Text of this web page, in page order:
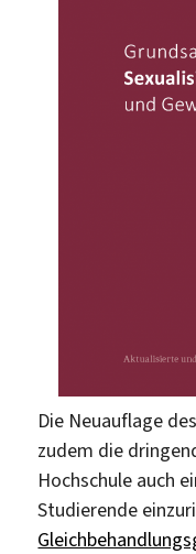
Die Neuauflage
zudem die
Hochschule auch
Studierende